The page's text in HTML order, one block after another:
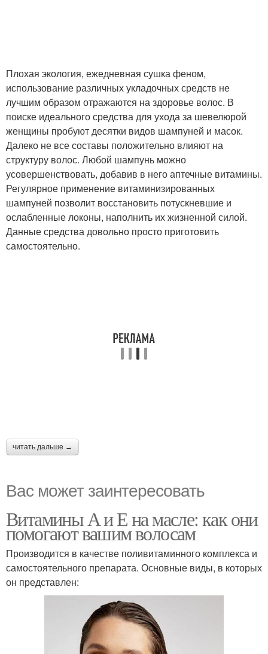
Плохая экология, ежедневная сушка феном,
использование различных укладочных средств не
лучшим образом отражаются на здоровье волос. В
поиске идеального средства для ухода за шевелюрой
женщины пробуют десятки видов шампуней и масок.
Далеко не все составы положительно влияют на
структуру волос. Любой шампунь можно
усовершенствовать, добавив в него аптечные витамины.
Регулярное применение витаминизированных
шампуней позволит восстановить потускневшие и
ослабленные локоны, наполнить их жизненной силой.
Данные средства довольно просто приготовить
самостоятельно.
читать дальше →
Вас может заинтересовать
Витамины А и Е на масле: как они
помогают вашим волосам
Производится в качестве поливитаминного комплекса и
самостоятельного препарата. Основные виды, в которых
он представлен: